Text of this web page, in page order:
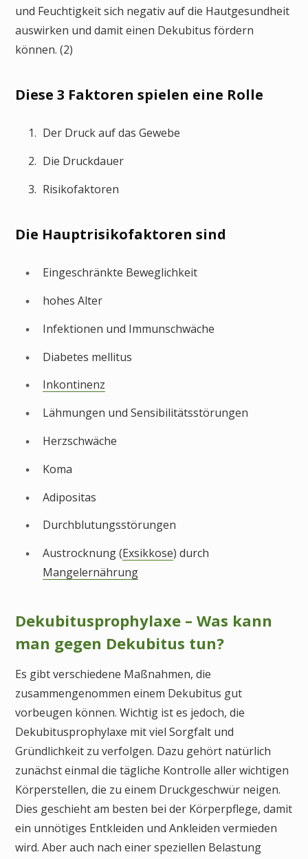
und Feuchtigkeit sich negativ auf die Hautgesundheit
auswirken und damit einen Dekubitus fördern
können. (2)
Diese 3 Faktoren spielen eine Rolle
Der Druck auf das Gewebe
Die Druckdauer
Risikofaktoren
Die Hauptrisikofaktoren sind
Eingeschränkte Beweglichkeit
hohes Alter
Infektionen und Immunschwäche
Diabetes mellitus
Inkontinenz
Lähmungen und Sensibilitätsstörungen
Herzschwäche
Koma
Adipositas
Durchblutungsstörungen
Austrocknung (Exsikkose) durch
Mangelernährung
Dekubitusprophylaxe – Was kann
man gegen Dekubitus tun?
Es gibt verschiedene Maßnahmen, die
zusammengenommen einem Dekubitus gut
vorbeugen können. Wichtig ist es jedoch, die
Dekubitusprophylaxe mit viel Sorgfalt und
Gründlichkeit zu verfolgen. Dazu gehört natürlich
zunächst einmal die tägliche Kontrolle aller wichtigen
Körperstellen, die zu einem Druckgeschwür neigen.
Dies geschieht am besten bei der Körperpflege, damit
ein unnötiges Entkleiden und Ankleiden vermieden
wird. Aber auch nach einer speziellen Belastung